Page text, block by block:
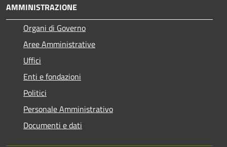
AMMINISTRAZIONE
Organi di Governo
Aree Amministrative
Uffici
Enti e fondazioni
Politici
Personale Amministrativo
Documenti e dati